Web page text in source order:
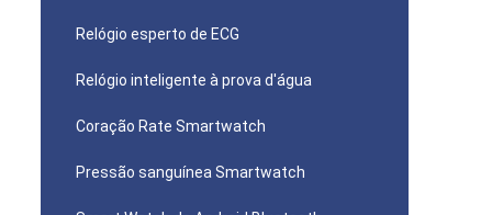
Relógio esperto de ECG
Relógio inteligente à prova d'água
Coração Rate Smartwatch
Pressão sanguínea Smartwatch